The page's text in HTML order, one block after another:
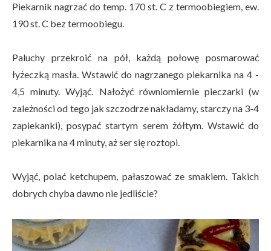
Piekarnik nagrzać do temp. 170 st. C z termoobiegiem, ew.
190 st. C bez termoobiegu.
Paluchy przekroić na pół, każdą połowę posmarować
łyżeczką masła. Wstawić do nagrzanego piekarnika na 4 -
4,5 minuty. Wyjąć. Nałożyć równiomiernie pieczarki (w
zależności od tego jak szczodrze nakładamy, starczy na 3-4
zapiekanki), posypać startym serem żółtym. Wstawić do
piekarnika na 4 minuty, aż ser się roztopi.
Wyjąć, polać ketchupem, pałaszować ze smakiem. Takich
dobrych chyba dawno nie jedliście?